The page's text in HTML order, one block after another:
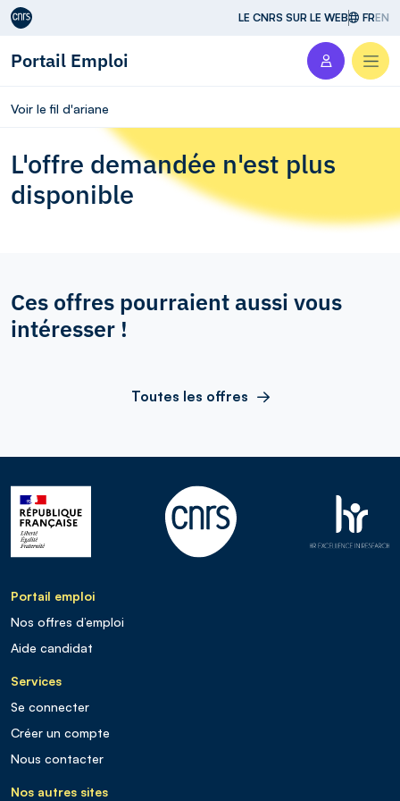
Aller au contenu LE CNRS SUR LE WEB FREN
Portail Emploi
Voir le fil d'ariane
L'offre demandée n'est plus
disponible
Ces offres pourraient aussi vous
intéresser !
Toutes les offres
Portail emploi
Nos offres d’emploi
Aide candidat
Services
Se connecter
Créer un compte
Nous contacter
Nos autres sites